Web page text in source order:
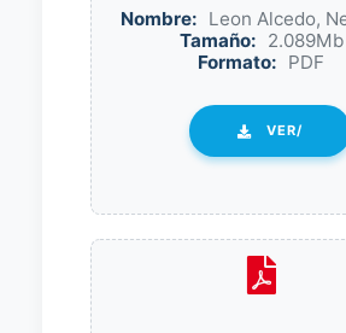
Nombre: Leon Alcedo,
Tamaño: 2.089Mb
Formato: PDF
VER/